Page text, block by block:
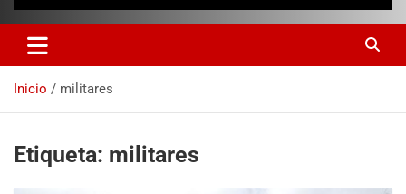
Inicio militares
Etiqueta: militares